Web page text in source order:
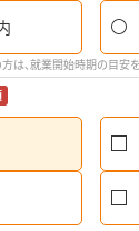
は、就業開始時期の目安